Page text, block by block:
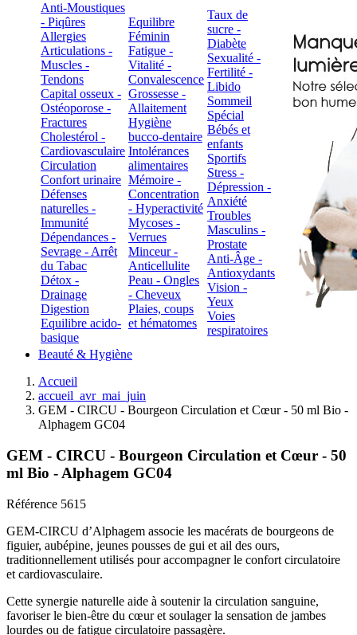
Anti-Moustiques
- Piqûres
Allergies
Articulations -
Muscles -
Tendons
Capital osseux -
Ostéoporose -
Fractures
Cholestérol -
Cardiovasculaire
Circulation
Confort urinaire
Défenses
naturelles -
Immunité
Dépendances -
Sevrage - Arrêt
du Tabac
Détox -
Drainage
Digestion
Equilibre acido-
basique
Equilibre
Féminin
Fatigue -
Vitalité -
Convalescence
Grossesse -
Allaitement
Hygiène
bucco-dentaire
Intolérances
alimentaires
Mémoire -
Concentration
- Hyperactivité
Mycoses -
Verrues
Minceur -
Anticellulite
Peau - Ongles
- Cheveux
Plaies, coups
et hématomes
Taux de
sucre -
Diabète
Sexualité -
Fertilité -
Libido
Sommeil
Spécial
Bébés et
enfants
Sportifs
Stress -
Dépression -
Anxiété
Troubles
Masculins -
Prostate
Anti-Âge -
Antioxydants
Vision -
Yeux
Voies
respiratoires
Beauté & Hygiène
Accueil
accueil_avr_mai_juin
GEM - CIRCU - Bourgeon Circulation et Cœur - 50 ml Bio -
Alphagem GC04
GEM - CIRCU - Bourgeon Circulation et Cœur - 50
ml Bio - Alphagem GC04
Référence 5615
GEM-CIRCU d’Alphagem associe les macérats de bourgeons de
figuier, aubépine, jeunes pousses de gui et ail des ours,
traditionnellement utilisés pour accompagner le confort circulatoire
et cardiovasculaire.
Cette synergie naturelle aide à soutenir la circulation sanguine,
favoriser le bien-être du cœur et soulager la sensation de jambes
lourdes ou de fatigue circulatoire passagère.